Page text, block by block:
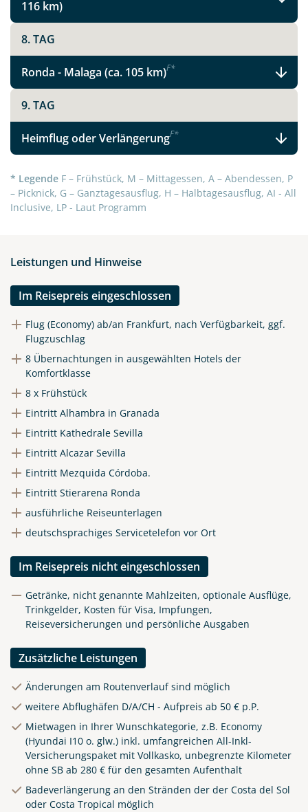
116 km)
8. TAG
Ronda - Malaga (ca. 105 km)F*
9. TAG
Heimflug oder VerlängerungF*
* Legende F – Frühstück, M – Mittagessen, A – Abendessen, P
– Picknick, G – Ganztagesausflug, H – Halbtagesausflug, AI - All
Inclusive, LP - Laut Programm
Leistungen und Hinweise
Im Reisepreis eingeschlossen
Flug (Economy) ab/an Frankfurt, nach Verfügbarkeit, ggf.
Flugzuschlag
8 Übernachtungen in ausgewählten Hotels der
Komfortklasse
8 x Frühstück
Eintritt Alhambra in Granada
Eintritt Kathedrale Sevilla
Eintritt Alcazar Sevilla
Eintritt Mezquida Córdoba.
Eintritt Stierarena Ronda
ausführliche Reiseunterlagen
deutschsprachiges Servicetelefon vor Ort
Im Reisepreis nicht eingeschlossen
Getränke, nicht genannte Mahlzeiten, optionale Ausflüge,
Trinkgelder, Kosten für Visa, Impfungen,
Reiseversicherungen und persönliche Ausgaben
Zusätzliche Leistungen
Änderungen am Routenverlauf sind möglich
weitere Abflughäfen D/A/CH - Aufpreis ab 50 € p.P.
Mietwagen in Ihrer Wunschkategorie, z.B. Economy
(Hyundai I10 o. glw.) inkl. umfangreichen All-Inkl-
Versicherungspaket mit Vollkasko, unbegrenzte Kilometer
ohne SB ab 280 € für den gesamten Aufenthalt
Badeverlängerung an den Stränden der der Costa del Sol
oder Costa Tropical möglich